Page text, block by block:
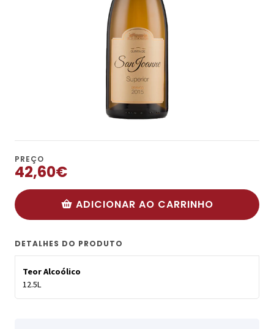
PREÇO
42,60€
ADICIONAR AO CARRINHO
DETALHES DO PRODUTO
Teor Alcoólico
12.5L